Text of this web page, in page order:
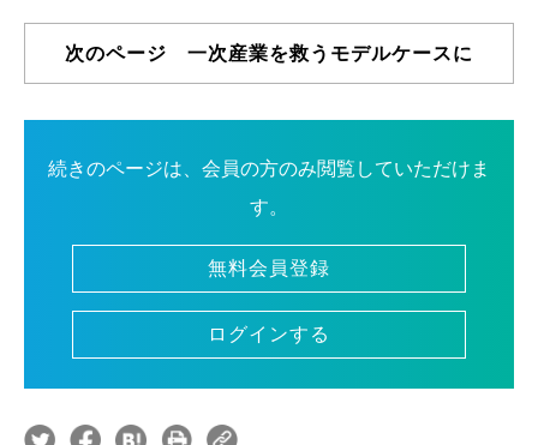
次のページ 一次産業を救うモデルケースに
続きのページは、会員の方のみ閲覧していただけま
す。
無料会員登録
ログインする